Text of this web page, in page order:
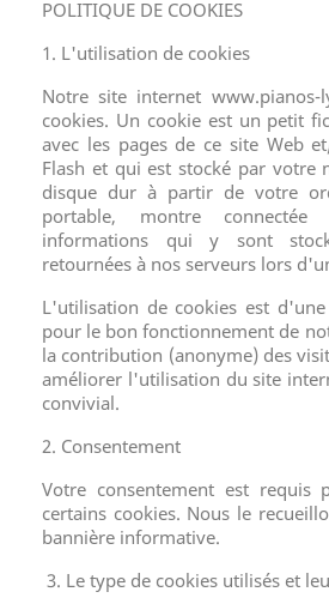
POLITIQUE DE COOKIES
1. L'utilisation de cookies
Notre site internet www.pianos-
cookies. Un cookie est un petit
avec les pages de ce site Web
Flash et qui est stocké par votre
disque dur à partir de votre
portable, montre
informations qui y sont
retournées à nos serveurs lors
L'utilisation de cookies est
pour le bon fonctionnement de
la contribution (anonyme) des
améliorer l'utilisation du site
convivial.
2. Consentement
Votre consentement est requis
certains cookies. Nous le
bannière informative.
3. Le type de cookies utilisés et